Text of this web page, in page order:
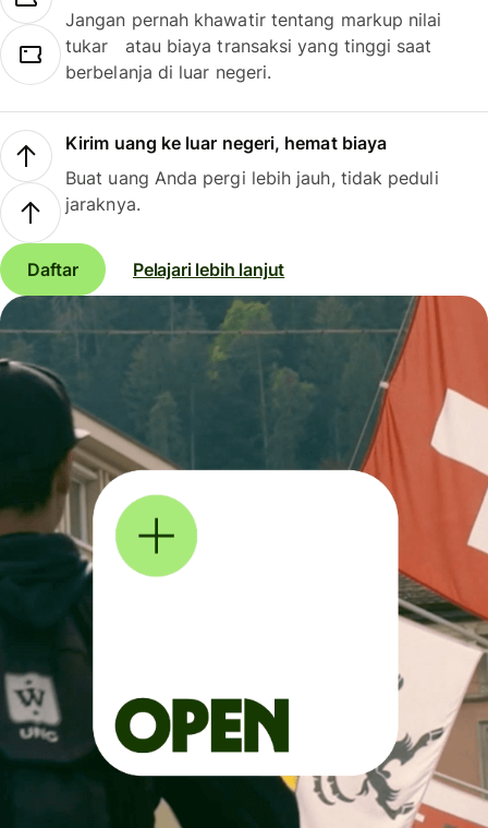
Jangan pernah khawatir tentang markup nilai
tukar atau biaya transaksi yang tinggi saat
berbelanja di luar negeri.
Kirim uang ke luar negeri, hemat biaya
Buat uang Anda pergi lebih jauh, tidak peduli
jaraknya.
Daftar Pelajari lebih lanjut